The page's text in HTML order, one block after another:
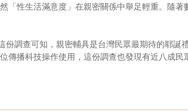
「性生活滿意度」在親密關係中舉足輕重。隨
調查可知，親密輔具是台灣民眾最期待的耶
傳播科技操作使用，這份調查也發現有近八成